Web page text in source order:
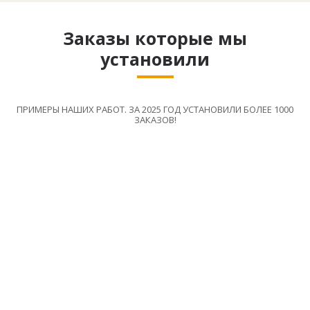
Заказы которые мы
установили
ПРИМЕРЫ НАШИХ РАБОТ. ЗА 2025 ГОД УСТАНОВИЛИ БОЛЕЕ 1000
ЗАКАЗОВ!